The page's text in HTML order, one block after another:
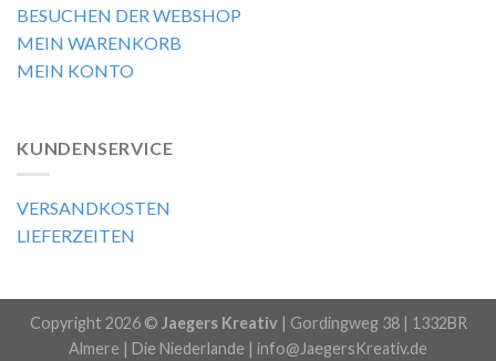
BESUCHEN DER WEBSHOP
MEIN WARENKORB
MEIN KONTO
KUNDENSERVICE
VERSANDKOSTEN
LIEFERZEITEN
Copyright 2026 © Jaegers Kreativ| Gordingweg 38 | 1332BR
Almere | Die Niederlande | info@JaegersKreativ.de